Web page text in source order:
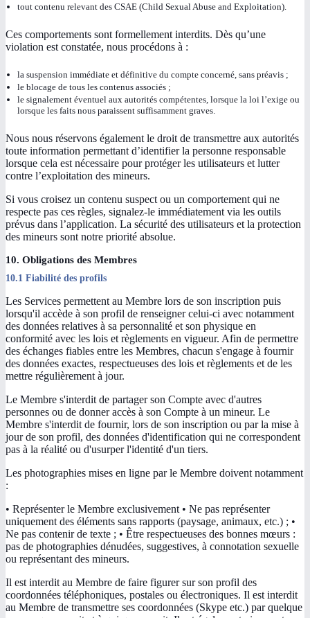
tout contenu relevant des CSAE (Child Sexual Abuse and Exploitation).
Ces comportements sont formellement interdits. Dès qu’une
violation est constatée, nous procédons à :
la suspension immédiate et définitive du compte concerné, sans préavis ;
le blocage de tous les contenus associés ;
le signalement éventuel aux autorités compétentes, lorsque la loi l’exige ou
lorsque les faits nous paraissent suffisamment graves.
Nous nous réservons également le droit de transmettre aux autorités
toute information permettant d’identifier la personne responsable
lorsque cela est nécessaire pour protéger les utilisateurs et lutter
contre l’exploitation des mineurs.
Si vous croisez un contenu suspect ou un comportement qui ne
respecte pas ces règles, signalez-le immédiatement via les outils
prévus dans l’application. La sécurité des utilisateurs et la protection
des mineurs sont notre priorité absolue.
10. Obligations des Membres
10.1 Fiabilité des profils
Les Services permettent au Membre lors de son inscription puis
lorsqu'il accède à son profil de renseigner celui-ci avec notamment
des données relatives à sa personnalité et son physique en
conformité avec les lois et règlements en vigueur. Afin de permettre
des échanges fiables entre les Membres, chacun s'engage à fournir
des données exactes, respectueuses des lois et règlements et de les
mettre régulièrement à jour.
Le Membre s'interdit de partager son Compte avec d'autres
personnes ou de donner accès à son Compte à un mineur. Le
Membre s'interdit de fournir, lors de son inscription ou par la mise à
jour de son profil, des données d'identification qui ne correspondent
pas à la réalité ou d'usurper l'identité d'un tiers.
Les photographies mises en ligne par le Membre doivent notamment
:
• Représenter le Membre exclusivement • Ne pas représenter
uniquement des éléments sans rapports (paysage, animaux, etc.) ; •
Ne pas contenir de texte ; • Être respectueuses des bonnes mœurs :
pas de photographies dénudées, suggestives, à connotation sexuelle
ou représentant des mineurs.
Il est interdit au Membre de faire figurer sur son profil des
coordonnées téléphoniques, postales ou électroniques. Il est interdit
au Membre de transmettre ses coordonnées (Skype etc.) par quelque